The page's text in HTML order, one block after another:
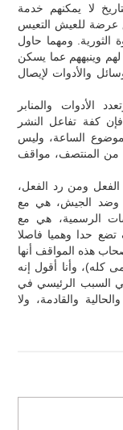
لا يمكنهم خدمة
عرضة للعيش التعيس
ومهما حاول
وينبههم عما يسكن
والأدوات لإيصال
الأدوات والمنابر
كفة تفاعل النشر
الساعة، وليس
من المنتصف، مواقف
ومن رد الفعل،
وضد الجيش، هي مع
الرسمية، هي مع
تضع حدا وهميا فاصلا
هذه المواقف أنها
كله)، وأنا أقول إنه
السبب الرئيسي في
والقادمة، ولا